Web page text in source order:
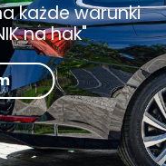
każde warunki
na hak"